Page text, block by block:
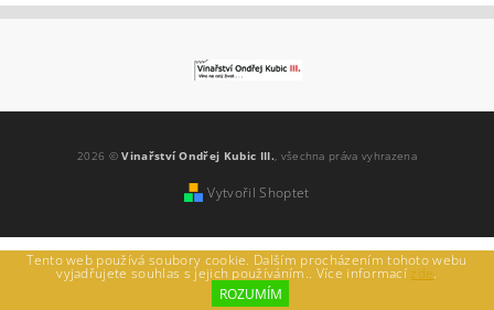
2026 ©Vinařství Ondřej Kubic III., všechna práva vyhrazena
Vytvořil Shoptet
Tento web používá soubory cookie. Dalším procházením tohoto webu
vyjadřujete souhlas s jejich používáním.. Více informací zde.
ROZUMÍM